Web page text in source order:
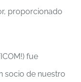
proporcionado
fue
socio de nuestro